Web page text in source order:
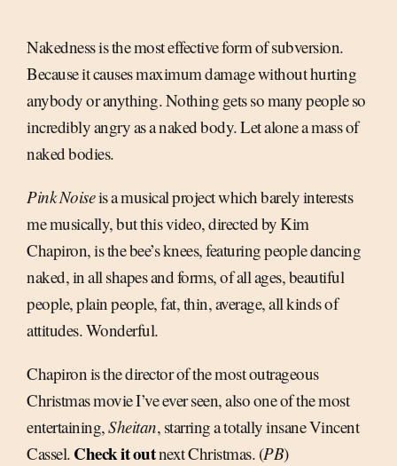
Nakedness is the most effective form of subversion.
Because it causes maximum damage without hurting
anybody or anything. Nothing gets so many people so
incredibly angry as a naked body. Let alone a mass of
naked bodies.
Pink Noiseis a musical project which barely interests
me musically, but this video, directed by Kim
Chapiron, is the bee’s knees, featuring people dancing
naked, in all shapes and forms, of all ages, beautiful
people, plain people, fat, thin, average, all kinds of
attitudes. Wonderful.
Chapiron is the director of the most outrageous
Christmas movie I’ve ever seen, also one of the most
entertaining,Sheitan, starring a totally insane Vincent
Cassel. Check it outnext Christmas. (PB)